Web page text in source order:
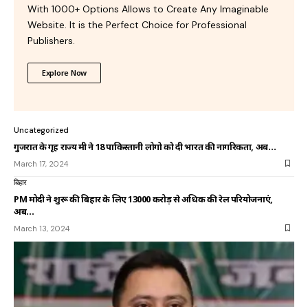
With 1000+ Options Allows to Create Any Imaginable
Website. It is the Perfect Choice for Professional
Publishers.
Explore Now
Uncategorized
गुजरात के गृह राज्य मंत्री ने 18 पाकिस्तानी लोगो को दी भारत की नागरिकता, अब…
March 17, 2024
बिहार
PM मोदी ने शुरू की बिहार के लिए 13000 करोड़ से अधिक की रेल परियोजनाएं,
अब…
March 13, 2024